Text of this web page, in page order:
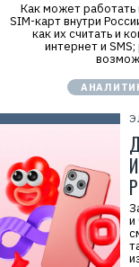
Как может
SIM-карт внутри
как их считать и
интернет и
и